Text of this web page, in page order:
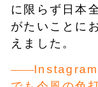
に限らず日本
がたいことに
えました。
Instagram